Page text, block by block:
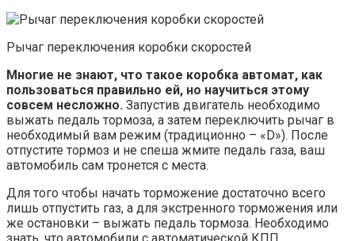
Рычаг переключения коробки скоростей
Многие не знают, что такое коробка автомат, как
пользоваться правильно ей, но научиться этому
совсем несложно. Запустив двигатель необходимо
выжать педаль тормоза, а затем переключить рычаг в
необходимый вам режим (традиционно – «D»). После
отпустите тормоз и не спеша жмите педаль газа, ваш
автомобиль сам тронется с места.
Для того чтобы начать торможение достаточно всего
лишь отпустить газ, а для экстренного торможения или
же остановки – выжать педаль тормоза. Необходимо